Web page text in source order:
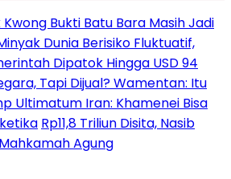
Bukti Batu Bara Masih Jadi
Dunia Berisiko Fluktuatif,
Dipatok Hingga USD 94
Tapi Dijual? Wamentan: Itu
Ultimatum Iran: Khamenei Bisa
Rp11,8 Triliun Disita, Nasib
Agung